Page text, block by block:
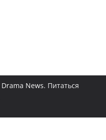
Drama News. Питаться